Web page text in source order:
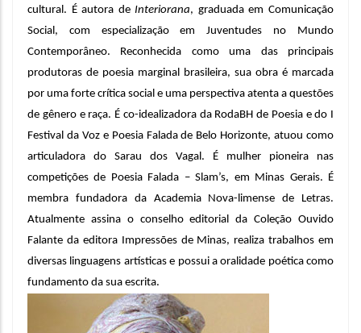
cultural. É autora de Interiorana, graduada em Comunicação
Social, com especialização em Juventudes no Mundo
Contemporâneo. Reconhecida como uma das principais
produtoras de poesia marginal brasileira, sua obra é marcada
por uma forte crítica social e uma perspectiva atenta a questões
de gênero e raça. É co-idealizadora da RodaBH de Poesia e do I
Festival da Voz e Poesia Falada de Belo Horizonte, atuou como
articuladora do Sarau dos Vagal. É mulher pioneira nas
competições de Poesia Falada – Slam’s, em Minas Gerais. É
membra fundadora da Academia Nova-limense de Letras.
Atualmente assina o conselho editorial da Coleção Ouvido
Falante da editora Impressões de Minas, realiza trabalhos em
diversas linguagens artísticas e possui a oralidade poética como
fundamento da sua escrita.